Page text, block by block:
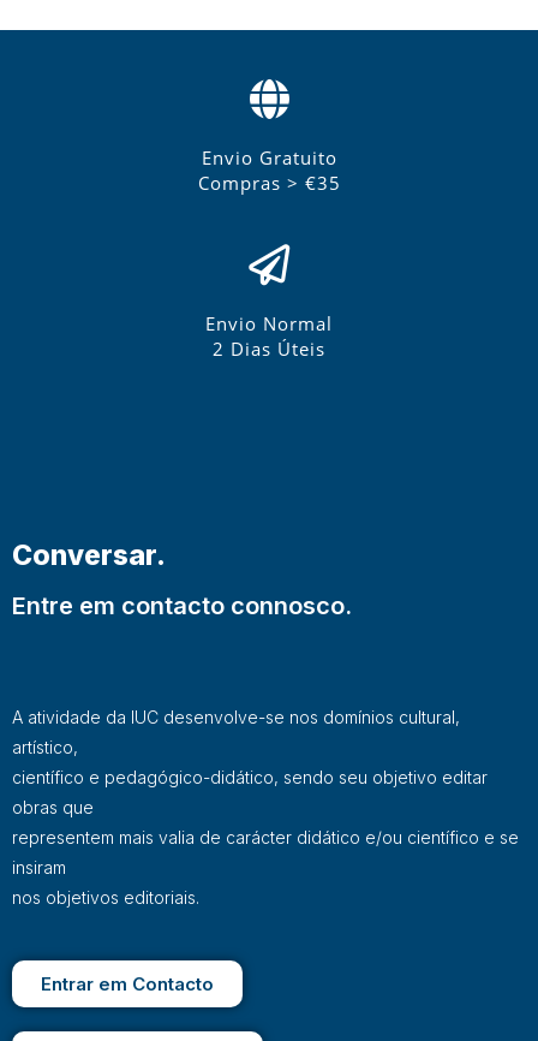
Envio Gratuito
Compras > €35
Envio Normal
2 Dias Úteis
Conversar.
Entre em contacto connosco.
A atividade da IUC desenvolve-se nos domínios cultural,
artístico,
científico e pedagógico-didático, sendo seu objetivo editar
obras que
representem mais valia de carácter didático e/ou científico e se
insiram
nos objetivos editoriais.
Entrar em Contacto